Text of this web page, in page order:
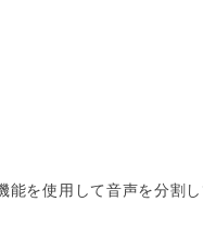
能を使用して音声を分割